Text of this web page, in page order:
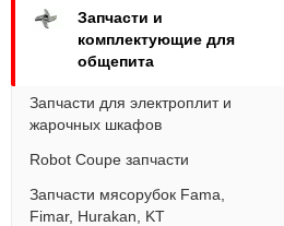
Запчасти и
комплектующие для
общепита
Запчасти для электроплит и
жарочных шкафов
Robot Coupe запчасти
Запчасти мясорубок Fama,
Fimar, Hurakan, KT